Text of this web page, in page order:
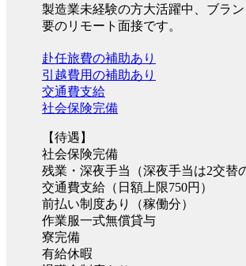
製造業未経験の方大活躍中、ブラ
要のリモート面接です。
赴任旅費の補助あり
引越費用の補助あり
交通費支給
社会保険完備
【待遇】
社会保険完備
残業・深夜手当（深夜手当は2交替
交通費支給（日額上限750円）
前払い制度あり（稼働分）
作業服一式無償貸与
寮完備
有給休暇